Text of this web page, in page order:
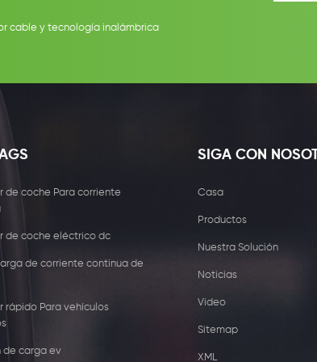
cable y tecnología inalámbrica
de coche Para corriente
de coche eléctrico dc
de corriente continua de
rápido Para vehículos
de carga ev
SIGA CON
Casa
Productos
Nuestra Solución
Noticias
Video
Sitemap
XML